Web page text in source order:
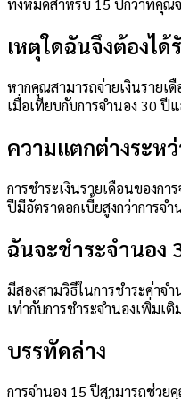
ทั้งหมดสำหรับ 15 ปีกว่าที่คุณจ่
เหตุใดฉันจึงต้องไ
หากคุณสามารถจ่ายเงินราย
เมื่อเทียบกับการจำนอง 30 ปี
ความแตกต่างระห
การชำระเงินรายเดือนของก
ปีมีอัตราดอกเบี้ยสูงกว่าการจ
ฉันจะชำระจำนอง
มีสองสามวิธีในการชำระค่า
เท่ากับการชำระจำนองเพิ่ม
บรรทัดล่าง
การจำนอง 15 ปีสามารถช่วย